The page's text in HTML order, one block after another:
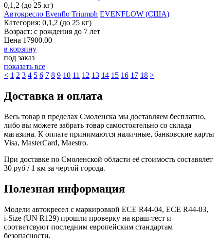
0,1,2 (до 25 кг)
Автокресло Evenflo Triumph EVENFLOW (США)
Категория: 0,1,2 (до 25 кг)
Возраст: с рождения до 7 лет
Цена 17900.00
в корзину
под заказ
показать все
< 1 2 3 4 5 6 7 8 9 10 11 12 13 14 15 16 17 18 >
Доставка и оплата
Весь товар в пределах Смоленска мы доставляем бесплатно,
либо вы можете забрать товар самостоятельно со склада
магазина. К оплате принимаются наличные, банковские карты
Visa, MasterCard, Maestro.
При доставке по Смоленской области её стоимость составялет
30 руб / 1 км за чертой города.
Полезная информация
Модели автокресел с маркировкой ECE R44-04, ECE R44-03,
i-Size (UN R129) прошли проверку на краш-тест и
соответсвуют последним европейским стандартам
безопасности.